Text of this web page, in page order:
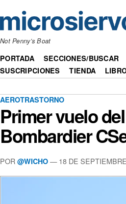
Not Penny’s Boat
PORTADA SECCIONES/BUSCAR
SUSCRIPCIONES
TIENDA
AEROTRASTORNO
Primer vuelo del
Bombardier
POR @WICHO — 18 DE